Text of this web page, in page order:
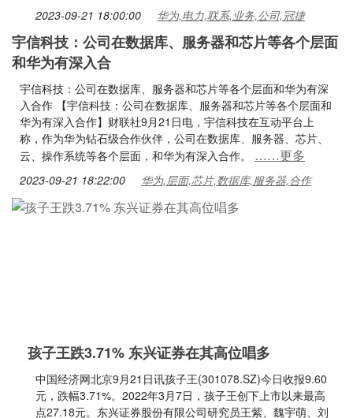
2023-09-21 18:00:00 华为,电力,联系,业务,公司,冠捷
宇信科技：公司在数据库、服务器和芯片等各个层面
和华为有深入合
宇信科技：公司在数据库、服务器和芯片等各个层面和华为有深
入合作 【宇信科技：公司在数据库、服务器和芯片等各个层面和
华为有深入合作】财联社9月21日电，宇信科技在互动平台上
称，作为华为钻石级合作伙伴，公司在数据库、服务器、芯片、
云、操作系统等各个层面，和华为有深入合作。 ……更多
2023-09-21 18:22:00 华为,层面,芯片,数据库,服务器,合作
孩子王跌3.71% 东兴证券在其高位唱多
中国经济网北京9月21日讯孩子王(301078.SZ)今日收报9.60
元，跌幅3.71%。2022年3月7日，孩子王创下上市以来最高
点27.18元。东兴证券股份有限公司研究员王紫、魏宇萌、刘